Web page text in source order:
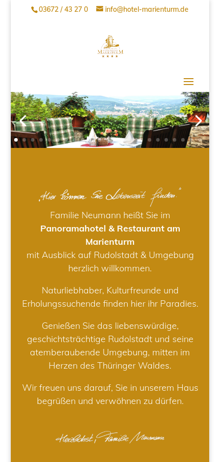
03672 / 43 27 0 info@hotel-marienturm.de
Familie Neumann heißt Sie im
Panoramahotel & Restaurant am
Marienturm
mit Ausblick auf Rudolstadt & Umgebung
herzlich willkommen.
Naturliebhaber, Kulturfreunde und
Erholungssuchende finden hier ihr Paradies.
Genießen Sie das liebenswürdige,
geschichtsträchtige Rudolstadt und seine
atemberaubende Umgebung, mitten im
Herzen des Thüringer Waldes.
Wir freuen uns darauf, Sie in unserem Haus
begrüßen und verwöhnen zu dürfen.